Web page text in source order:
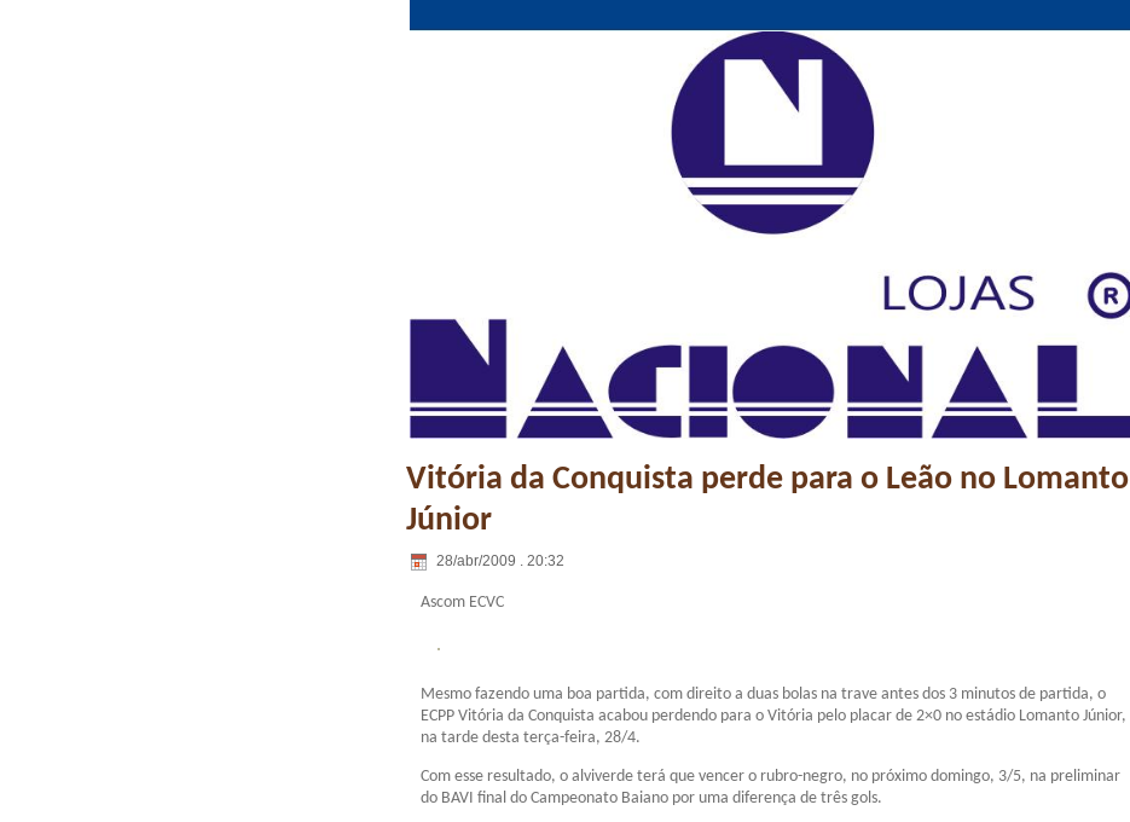
Vitória da Conquista perde para o Leão no Lomanto
Júnior
28/abr/2009 . 20:32
Ascom ECVC
Mesmo fazendo uma boa partida, com direito a duas bolas na trave antes dos 3 minutos de partida, o
ECPP Vitória da Conquista acabou perdendo para o Vitória pelo placar de 2×0 no estádio Lomanto Júnior,
na tarde desta terça-feira, 28/4.
Com esse resultado, o alviverde terá que vencer o rubro-negro, no próximo domingo, 3/5, na preliminar
do BAVI final do Campeonato Baiano por uma diferença de três gols.